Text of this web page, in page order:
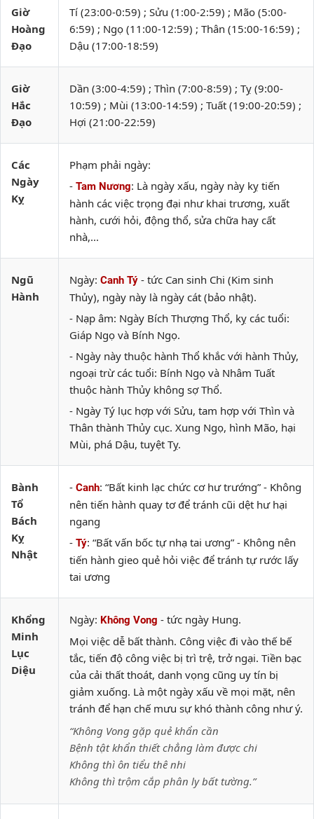
Giờ
Hoàng
Đạo
Tí (23:00-0:59) ; Sửu (1:00-2:59) ; Mão (5:00-
6:59) ; Ngọ (11:00-12:59) ; Thân (15:00-16:59) ;
Dậu (17:00-18:59)
Giờ
Hắc
Đạo
Dần (3:00-4:59) ; Thìn (7:00-8:59) ; Tỵ (9:00-
10:59) ; Mùi (13:00-14:59) ; Tuất (19:00-20:59) ;
Hợi (21:00-22:59)
Các
Ngày
Kỵ
Phạm phải ngày:
- Tam Nương: Là ngày xấu, ngày này kỵ tiến
hành các việc trọng đại như khai trương, xuất
hành, cưới hỏi, động thổ, sửa chữa hay cất
nhà,...
Ngũ
Hành
Ngày: Canh Tý - tức Can sinh Chi (Kim sinh
Thủy), ngày này là ngày cát (bảo nhật).
- Nạp âm: Ngày Bích Thượng Thổ, kỵ các tuổi:
Giáp Ngọ và Bính Ngọ.
- Ngày này thuộc hành Thổ khắc với hành Thủy,
ngoại trừ các tuổi: Bính Ngọ và Nhâm Tuất
thuộc hành Thủy không sợ Thổ.
- Ngày Tý lục hợp với Sửu, tam hợp với Thìn và
Thân thành Thủy cục. Xung Ngọ, hình Mão, hại
Mùi, phá Dậu, tuyệt Tỵ.
Bành
Tổ
Bách
Kỵ
Nhật
- Canh: “Bất kinh lạc chức cơ hư trướng” - Không
nên tiến hành quay tơ để tránh cũi dệt hư hại
ngang
- Tý: “Bất vấn bốc tự nhạ tai ương” - Không nên
tiến hành gieo quẻ hỏi việc để tránh tự rước lấy
tai ương
Khổng
Minh
Lục
Diệu
Ngày: Không Vong - tức ngày Hung.
Mọi việc dễ bất thành. Công việc đi vào thế bế
tắc, tiến độ công việc bị trì trệ, trở ngại. Tiền bạc
của cải thất thoát, danh vọng cũng uy tín bị
giảm xuống. Là một ngày xấu về mọi mặt, nên
tránh để hạn chế mưu sự khó thành công như ý.
“Không Vong gặp quẻ khẩn cần
Bệnh tật khẩn thiết chẳng làm được chi
Không thì ôn tiểu thê nhi
Không thì trộm cắp phân ly bất tường.”